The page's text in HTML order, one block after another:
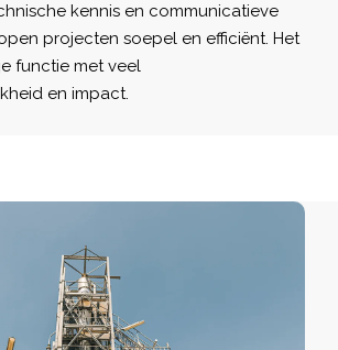
kennis en communicatieve
projecten soepel en efficiënt. Het
functie met veel
en impact.